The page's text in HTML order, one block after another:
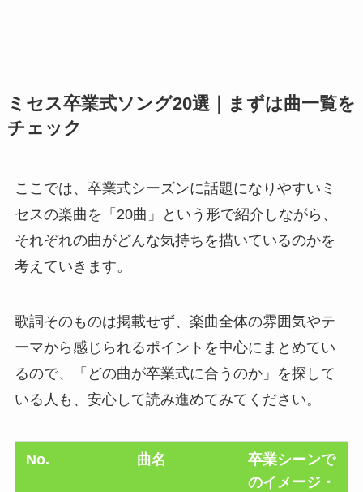
ミセス卒業式ソング20選｜まずは曲一覧を
チェック
ここでは、卒業式シーズンに話題になりやすいミ
セスの楽曲を「20曲」という形で紹介しながら、
それぞれの曲がどんな気持ちを描いているのかを
考えていきます。
歌詞そのものは掲載せず、楽曲全体の雰囲気やテ
ーマから感じられるポイントを中心にまとめてい
るので、「どの曲が卒業式に合うのか」を探して
いる人も、安心して読み進めてみてください。
No. 曲名
卒業シーンで
のイメージ・